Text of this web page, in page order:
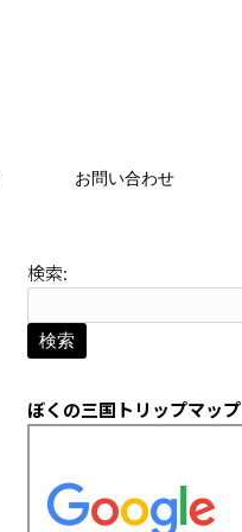
お問い合わせ
検索:
ぼくの三国トリップマップ